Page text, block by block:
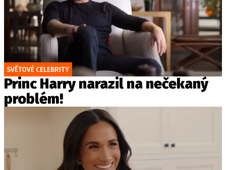
SVĚTOVÉ CELEBRITY
Princ Harry narazil na nečekaný
problém!